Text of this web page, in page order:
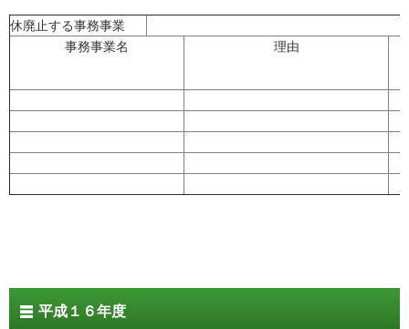
休廃止する事務事業
事務事業名
理由
平成１６年度